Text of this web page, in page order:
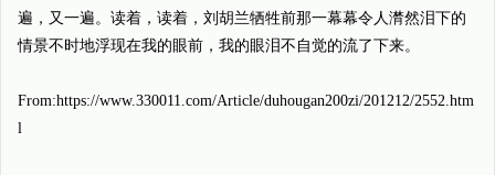
遍，又一遍。读着，读着，刘胡兰牺牲前那一幕幕令人潸然泪下的
情景不时地浮现在我的眼前，我的眼泪不自觉的流了下来。
From:https://www.330011.com/Article/duhougan200zi/201212/2552.htm
l